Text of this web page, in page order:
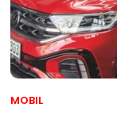
MOBIL